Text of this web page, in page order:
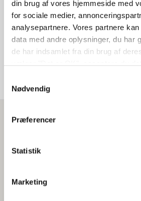
din brug af vores hjemmeside med
for sociale medier,
analysepartnere. Vores partnere
data med andre oplysninger, du har
de har indsamlet fra din brug af
vælger "Det er OK", acceptere du
"indstil præferencer" for at
Nødvendig
Præferencer
Statistik
Marketing
Allan Bredahl